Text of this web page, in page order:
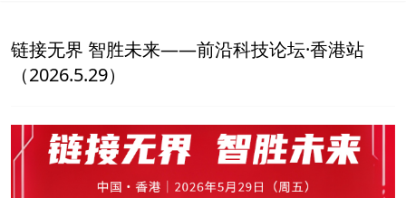
链接无界 智胜未来——前沿科技论坛·香港站
（2026.5.29）